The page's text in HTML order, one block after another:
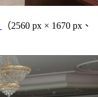
（2560 px × 1670 px、